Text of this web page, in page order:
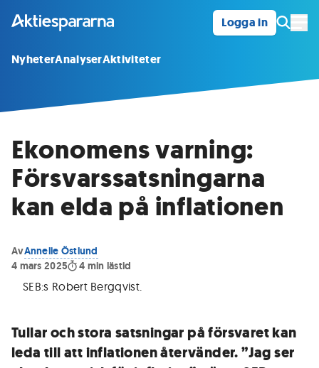
Logga in
NyheterAnalyserAktiviteter
Ekonomens varning:
Försvarssatsningarna
kan elda på inflationen
AvAnnelie Östlund
4 mars 2025
4 min lästid
SEB:s Robert Bergqvist.
Tullar och stora satsningar på försvaret kan
leda till att inflationen återvänder. ”Jag ser